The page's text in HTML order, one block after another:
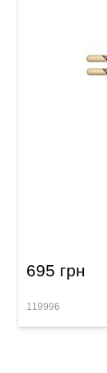
695 грн
119996